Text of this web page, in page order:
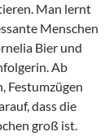
Man lernt
Menschen
Bier und
Ab
Festumzügen
dass die
groß ist.